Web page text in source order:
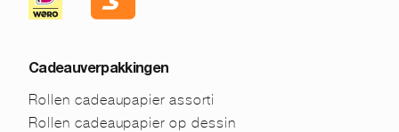
Cadeauverpakkingen
Rollen cadeaupapier assorti
Rollen cadeaupapier op dessin